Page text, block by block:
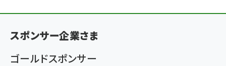
ン
く
ず
スポンサー企業さま
ゴールドスポンサー